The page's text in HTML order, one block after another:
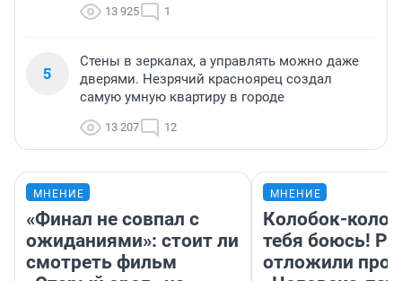
13 925 1
5
Стены в зеркалах, а управлять можно даже
дверями. Незрячий красноярец создал
самую умную квартиру в городе
13 207 12
МНЕНИЕ
«Финал не совпал с
ожиданиями»: стоит ли
смотреть фильм
МНЕНИЕ
Колобок-
тебя боюсь!
отложили